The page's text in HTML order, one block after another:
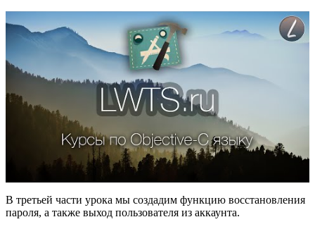
В третьей части урока мы создадим функцию восстановления
пароля, а также выход пользователя из аккаунта.